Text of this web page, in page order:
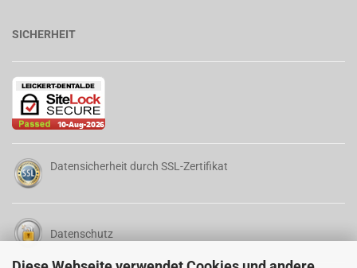
SICHERHEIT
Datensicherheit durch SSL-Zertifikat
Datenschutz